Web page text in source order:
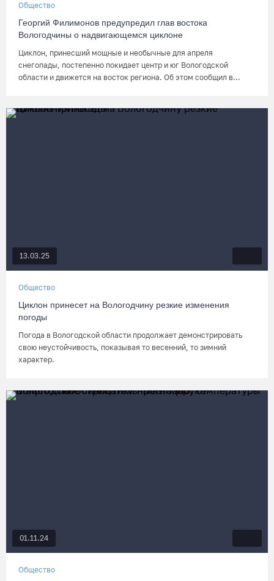
Общество
Георгий Филимонов предупредил глав востока
Вологодчины о надвигающемся циклоне
Циклон, принесший мощные и необычные для апреля
снегопады, постепенно покидает центр и юг Вологодской
области и движется на восток региона. Об этом сообщил в...
13.03.25
Общество
Циклон принесет на Вологодчину резкие изменения
погоды
Погода в Вологодской области продолжает демонстрировать
свою неустойчивость, показывая то весенний, то зимний
характер.
01.11.24
Общество